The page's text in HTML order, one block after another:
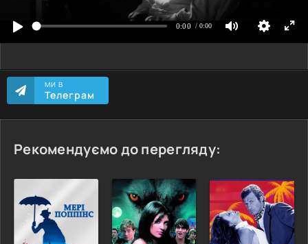
МИ В
Телеграм
Рекомендуємо до перегляду: